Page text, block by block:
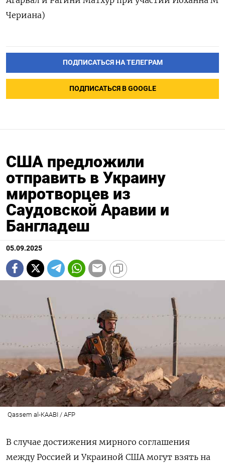
Чериана)
ПОДПИСАТЬСЯ НА ТЕЛЕГРАМ
ПОДПИСАТЬСЯ В GOOGLE
США предложили
отправить в Украину
миротворцев из
Саудовской Аравии и
Бангладеш
05.09.2025
Qassem al-KAABI / AFP
В случае достижения мирного соглашения
между Россией и Украиной США могут взять на